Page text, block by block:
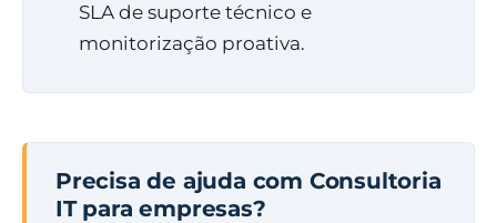
SLA de suporte técnico e
monitorização proativa.
Precisa de ajuda com Consultoria
IT para empresas?